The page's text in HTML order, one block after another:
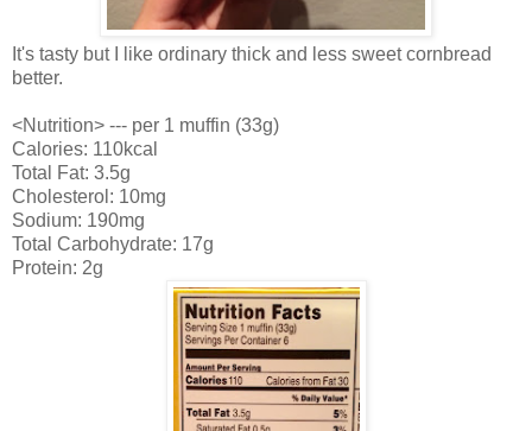
It's tasty but I like ordinary thick and less sweet cornbread
better.
<Nutrition> --- per 1 muffin (33g)
Calories: 110kcal
Total Fat: 3.5g
Cholesterol: 10mg
Sodium: 190mg
Total Carbohydrate: 17g
Protein: 2g